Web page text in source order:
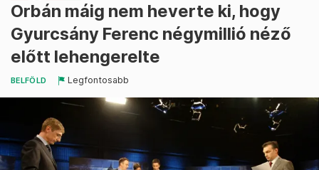
Orbán máig nem heverte ki, hogy
Gyurcsány Ferenc négymillió néző
előtt lehengerelte
BELFÖLD Legfontosabb